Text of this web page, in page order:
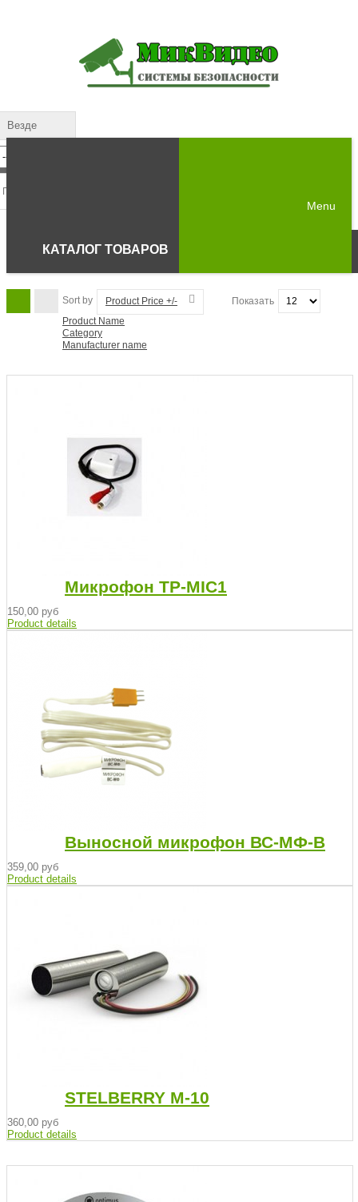
Везде
КАТАЛОГ ТОВАРОВ
Menu
Sort by
Product Price +/-
Product Name
Category
Manufacturer name
Показать
Микрофон TP-MIC1
150,00 руб
Product details
Выносной микрофон ВС-МФ-В
359,00 руб
Product details
STELBERRY М-10
360,00 руб
Product details